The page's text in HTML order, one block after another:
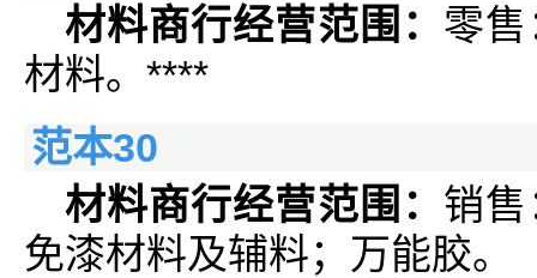
材料商行经营范围： 零
材料。****
范本30
材料商行经营范围： 销
免漆材料及辅料；万能胶。